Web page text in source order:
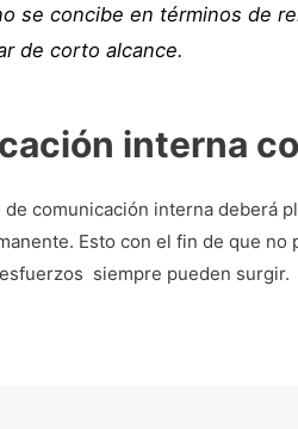
se concibe en términos de
de corto alcance.
interna
de comunicación interna deberá
Esto con el fin de que
siempre pueden surgir.